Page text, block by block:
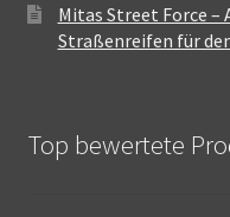
Mitas Street Force –
Straßenreifen für
Top bewertete